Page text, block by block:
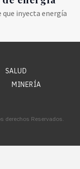
inyecta energía
SALUD
MINERÍA
derechos Reservados.